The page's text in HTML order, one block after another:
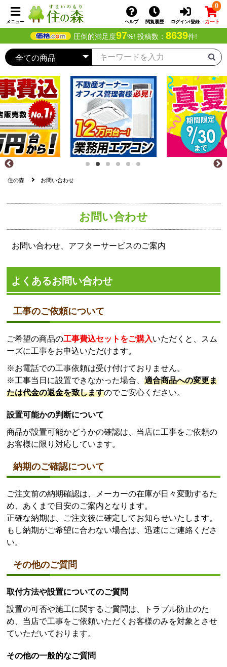
メニュー ヘルプ 閲覧履歴 ログイン/登録
0
カート
圧倒的満足度97%! 投稿数： 8639件!
住の森 お問い合わせ
お問い合わせ
お問い合わせ、アフターサービスのご案内
よくあるお問い合わせ
工事のご依頼について
ご希望の商品の工事費込セットをご購入いただくと、スム
ーズに工事をお申込いただけます。
※お電話での工事依頼は受け付けておりません。
※工事当日に設置できなかった場合、適合商品への変更ま
たは代金の返金を致しますのでご安心ください。
設置可能かの判断について
商品が設置可能かどうかの確認は、当店に工事をご依頼の
お客様に限り対応しています。
納期のご確認について
ご注文前の納期確認は、メーカーの在庫が日々変動するた
め、あくまで目安のご案内となります。
正確な納期は、ご注文後に確定してお知らせいたします。
もし納期がご希望に合わない場合は、迅速にご連絡くださ
い。
その他のご質問
取付方法や設置についてのご質問
設置の可否や施工に関するご質問は、トラブル防止のた
め、当店で工事をご依頼いただくお客様のみを対象とさせ
ていただいております。
その他の一般的なご質問